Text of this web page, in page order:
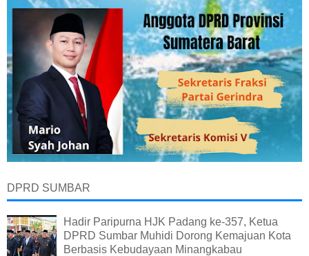
DPRD SUMBAR
Hadir Paripurna HJK Padang ke-357, Ketua
DPRD Sumbar Muhidi Dorong Kemajuan Kota
Berbasis Kebudayaan Minangkabau